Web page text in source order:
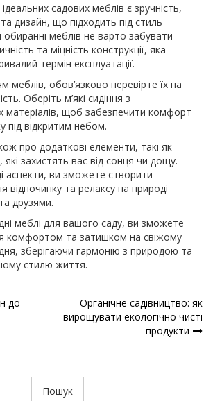
садових меблів є зручність,
дизайн, що підходить під стиль
меблів не варто забувати
та міцність конструкції, яка
термін експлуатації.
меблів, обов’язково перевірте їх на
Оберіть м’які сидіння з
матеріалів, щоб забезпечити комфорт
під відкритим небом.
про додаткові елементи, такі як
які захистять вас від сонця чи дощу.
аспекти, ви зможете створити
відпочинку та релаксу на природі
друзями.
меблі для вашого саду, ви зможете
комфортом та затишком на свіжому
зберігаючи гармонію з природою та
стилю життя.
до
Органічне садівництво: як
вирощувати екологічно чисті
продукти
Пошук